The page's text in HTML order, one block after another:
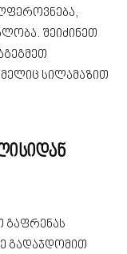
შეიძინეთ
სილამაზით
გაფრენას
გადაჯდომით